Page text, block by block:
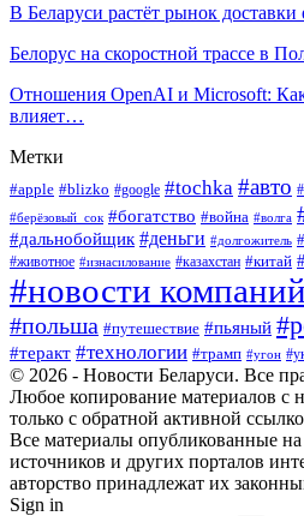
В Беларуси растёт рынок
Белорус на скоростной трассе в
Отношения OpenAI и Microsoft:
влияет…
Метки
#apple #blizko #google #tochka #авто
#берёзовый_сок #богатство #война #волга
#дальнобойщик #деньги #долгожитель
#животное #изнасилование #казахстан #китай
#новости компаний
#польша #путешествие #пьяный
#теракт #технологии #трамп #угон
© 2026 - Новости Беларуси. Все
Любое копирование материалов с
только с обратной активной
Все материалы опубликованные
источников и других порталов
авторство принадлежат их
Sign in